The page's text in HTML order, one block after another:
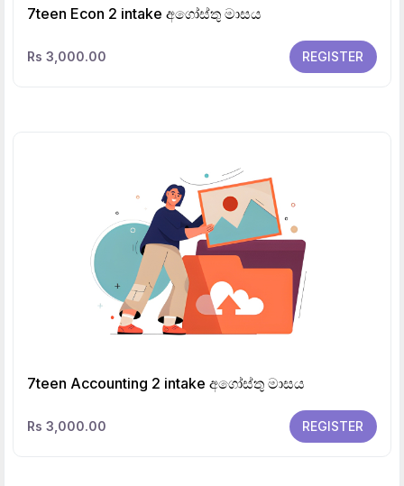
7teen Econ 2 intake අගෝස්තු මාසය
Rs 3,000.00 REGISTER
7teen Accounting 2 intake අගෝස්තු මාසය
Rs 3,000.00 REGISTER